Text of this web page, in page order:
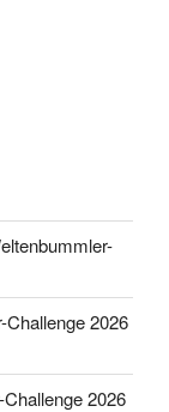
Challenge 2026
2026